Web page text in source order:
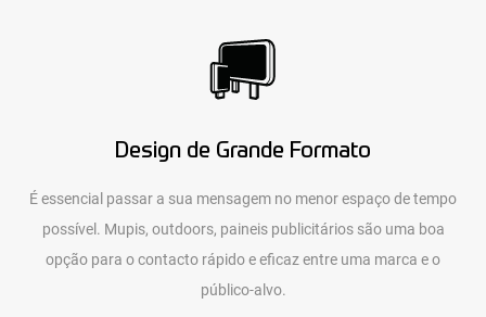
Design de Grande Formato
É essencial passar a sua mensagem no menor espaço de tempo
possível. Mupis, outdoors, paineis publicitários são uma boa
opção para o contacto rápido e eficaz entre uma marca e o
público-alvo.